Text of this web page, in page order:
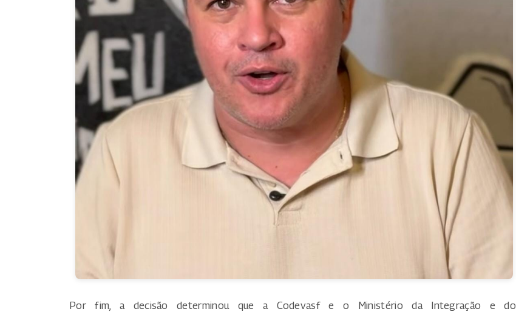
Por fim, a decisão determinou que a Codevasf e o Ministério da Integração e do